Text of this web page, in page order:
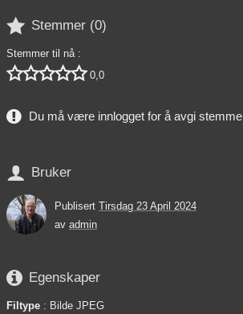
 Stemmer (0)
Stemmer til nå :
 0,0
Du må være innlogget for å avgi stemme
 Bruker
Publisert Tirsdag 23 April 2024
av admin
 Egenskaper
Filtype : Bilde JPEG